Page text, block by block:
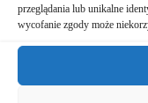
przeglądania lub unikalne
wycofanie zgody może
📃 Dokumenty
⛪ Historia